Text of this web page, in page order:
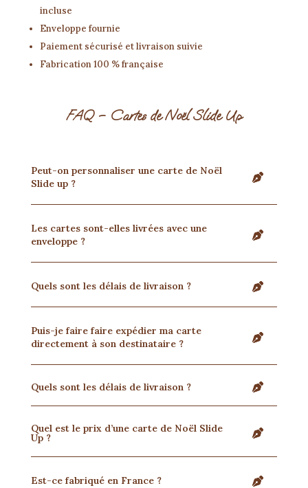
incluse
Enveloppe fournie
Paiement sécurisé et livraison suivie
Fabrication 100 % française
FAQ – Cartes de Noël Slide Up
Peut-on personnaliser une carte de Noël
Slide up ?
Les cartes sont-elles livrées avec une
enveloppe ?
Quels sont les délais de livraison ?
Puis-je faire faire expédier ma carte
directement à son destinataire ?
Quels sont les délais de livraison ?
Quel est le prix d’une carte de Noël Slide
Up ?
Est-ce fabriqué en France ?